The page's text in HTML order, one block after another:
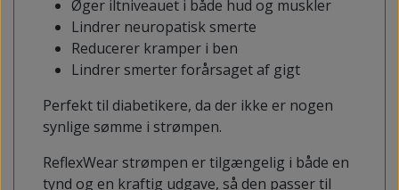
Øger iltniveauet i både hud og muskler
Lindrer neuropatisk smerte
Reducerer kramper i ben
Lindrer smerter forårsaget af gigt
Perfekt til diabetikere, da der ikke er nogen
synlige sømme i strømpen.
ReflexWear strømpen er tilgængelig i både en
tynd og en kraftig udgave, så den passer til